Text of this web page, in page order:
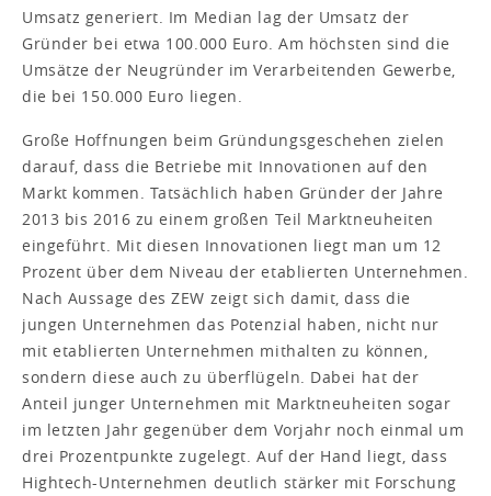
Umsatz generiert. Im Median lag der Umsatz der
Gründer bei etwa 100.000 Euro. Am höchsten sind die
Umsätze der Neugründer im Verarbeitenden Gewerbe,
die bei 150.000 Euro liegen.
Große Hoffnungen beim Gründungsgeschehen zielen
darauf, dass die Betriebe mit Innovationen auf den
Markt kommen. Tatsächlich haben Gründer der Jahre
2013 bis 2016 zu einem großen Teil Marktneuheiten
eingeführt. Mit diesen Innovationen liegt man um 12
Prozent über dem Niveau der etablierten Unternehmen.
Nach Aussage des ZEW zeigt sich damit, dass die
jungen Unternehmen das Potenzial haben, nicht nur
mit etablierten Unternehmen mithalten zu können,
sondern diese auch zu überflügeln. Dabei hat der
Anteil junger Unternehmen mit Marktneuheiten sogar
im letzten Jahr gegenüber dem Vorjahr noch einmal um
drei Prozentpunkte zugelegt. Auf der Hand liegt, dass
Hightech-Unternehmen deutlich stärker mit Forschung